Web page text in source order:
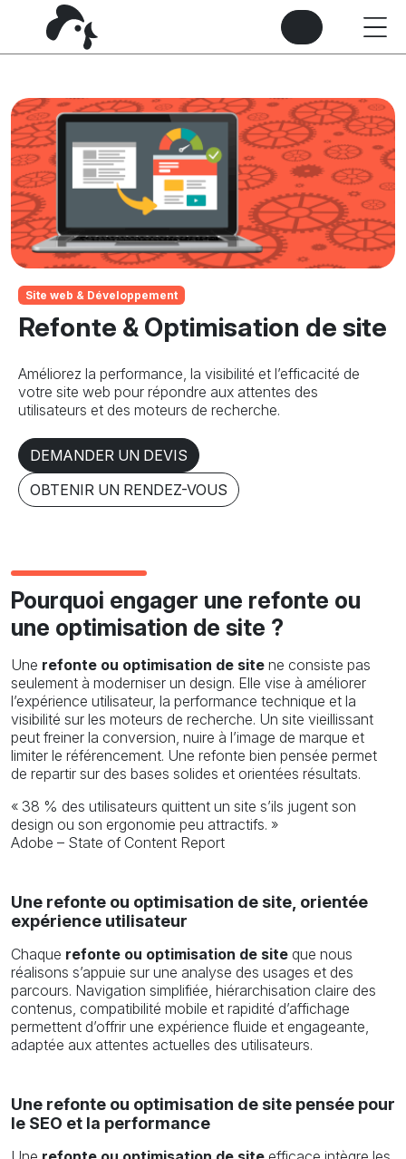
Site web & Développement
Refonte & Optimisation de site
Améliorez la performance, la visibilité et l’efficacité de
votre site web pour répondre aux attentes des
utilisateurs et des moteurs de recherche.
DEMANDER UN DEVIS
OBTENIR UN RENDEZ-VOUS
Pourquoi engager une refonte ou
une optimisation de site ?
Une refonte ou optimisation de site ne consiste pas
seulement à moderniser un design. Elle vise à améliorer
l’expérience utilisateur, la performance technique et la
visibilité sur les moteurs de recherche. Un site vieillissant
peut freiner la conversion, nuire à l’image de marque et
limiter le référencement. Une refonte bien pensée permet
de repartir sur des bases solides et orientées résultats.
« 38 % des utilisateurs quittent un site s’ils jugent son
design ou son ergonomie peu attractifs. »
Adobe – State of Content Report
Une refonte ou optimisation de site, orientée
expérience utilisateur
Chaque refonte ou optimisation de site que nous
réalisons s’appuie sur une analyse des usages et des
parcours. Navigation simplifiée, hiérarchisation claire des
contenus, compatibilité mobile et rapidité d’affichage
permettent d’offrir une expérience fluide et engageante,
adaptée aux attentes actuelles des utilisateurs.
Une refonte ou optimisation de site pensée pour
le SEO et la performance